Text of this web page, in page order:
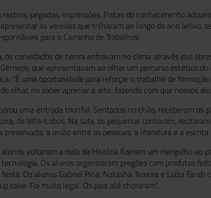
rastros, pegadas, impressões. Pistas do conhecimento
as veredas que trilharam ao longo do ano letivo,
para o Caminho de Trabalhos.
os convidados de honra entravam no clima através das
que apresentavam ao olhar um percurso estético
“É uma oportunidade para reforçar o trabalho de
olhar, no saber apreciar a arte, fazendo com que nossos
uma entrada triunfal. Sentados no chão, receberam os
de Villa-Lobos. Na sala, os pequenos contaram,
preservada; a união entre as pessoas; a literatura e a
voltaram a roda da História fizeram um mergulho ao
Os alunos organizaram pregões com produtos
festa. Os alunos Gabriel Pina, Natasha Teixeira e Luiza
cake. Foi muito legal. Os pais até choraram”.